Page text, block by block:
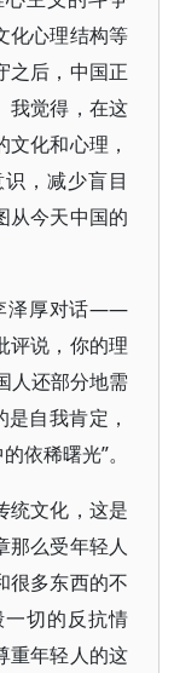
化心理结构等
之后，中国正
我觉得，在这
化和心理，
，减少盲目
从今天中国的
泽厚对话——
评说，你的理
人还部分地需
自我肯定，
依稀曙光”。
统文化，这是
那么受年轻人
很多东西的不
切的反抗情
重年轻人的这